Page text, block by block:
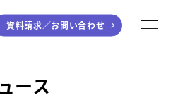
資料請求／お問い合わせ
ース